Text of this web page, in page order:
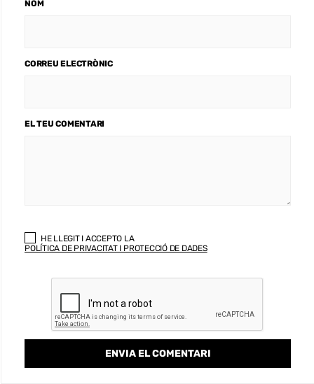
NOM
CORREU ELECTRÒNIC
EL TEU COMENTARI
HE LLEGIT I ACCEPTO LA
POLÍTICA DE PRIVACITAT I PROTECCIÓ DE DADES